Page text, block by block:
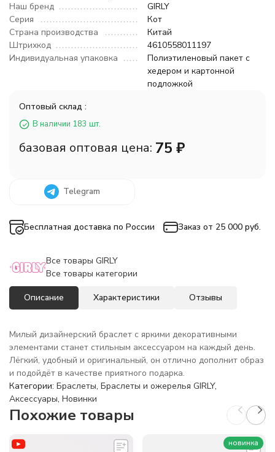
Наш бренд
GIRLY
Серия
Кот
Страна производства
Китай
Штрихкод
4610558011197
Индивидуальная упаковка
Полиэтиленовый пакет с
хедером и картонной
подложкой
Оптовый склад :
В наличии 183 шт.
базовая оптовая цена: 75 ₽
Telegram
Бесплатная доставка по России Заказ от 25 000 руб.
Все товары GIRLY
Все товары категории
Описание Характеристики Отзывы
Милый дизайнерский браслет с яркими декоративными
элементами станет стильным аксессуаром на каждый день.
Лёгкий, удобный и оригинальный, он отлично дополнит образ
и подойдёт в качестве приятного подарка.
Категории: Браслеты, Браслеты и ожерелья GIRLY,
Аксессуары, Новинки
Похожие товары
новинка